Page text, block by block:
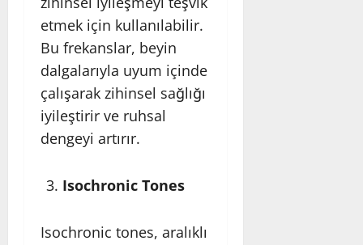
etmek için kullanılabilir.
Bu frekanslar, beyin
dalgalarıyla uyum içinde
çalışarak zihinsel sağlığı
iyileştirir ve ruhsal
dengeyi artırır.
Isochronic Tones
Isochronic tones, aralıklı